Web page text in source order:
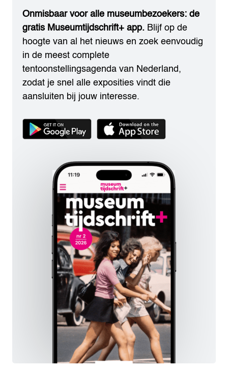
Onmisbaar voor alle museumbezoekers: de
gratis Museumtijdschrift+ app. Blijf op de
hoogte van al het nieuws en zoek eenvoudig
in de meest complete
tentoonstellingsagenda van Nederland,
zodat je snel alle exposities vindt die
aansluiten bij jouw interesse.